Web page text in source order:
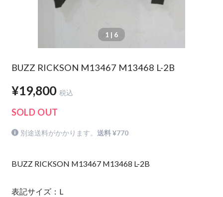
1 | 6
BUZZ RICKSON M13467 M13468 L-2B
¥19,800 税込
SOLD OUT
別途送料がかかります。送料 ¥770
BUZZ RICKSON M13467 M13468 L-2B
表記サイズ：L